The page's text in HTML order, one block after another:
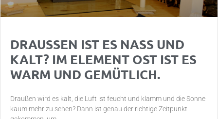
DRAUSSEN IST ES NASS UND
KALT? IM ELEMENT OST IST ES
WARM UND GEMÜTLICH.
Draußen wird es kalt, die Luft ist feucht und klamm und die Sonne
kaum mehr zu sehen? Dann ist genau der richtige Zeitpunkt